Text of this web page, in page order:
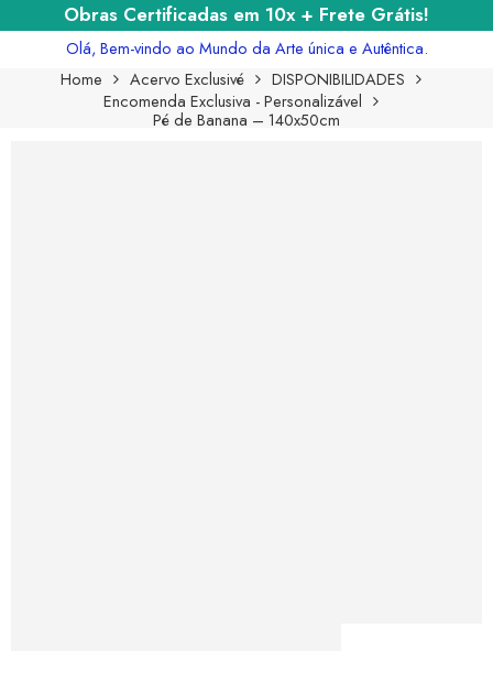
Obras Certificadas em 10x + Frete Grátis!
Olá, Bem-vindo ao Mundo da Arte única e Autêntica.
Home
Acervo Exclusivé
DISPONIBILIDADES
Encomenda Exclusiva - Personalizável
Pé de Banana – 140x50cm